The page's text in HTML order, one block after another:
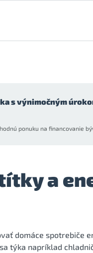
s výnimočným
ponuku na financovanie
a
domáce spotrebiče
týka napríklad